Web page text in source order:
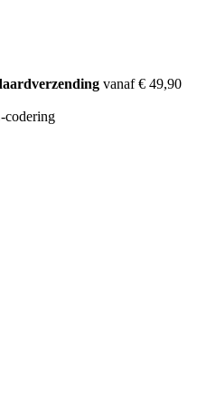
vanaf € 49,90
codering